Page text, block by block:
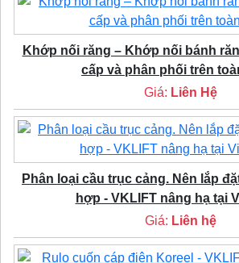
Khớp nối răng – Khớp nối bánh
cấp và phân phối trên
Giá: Liên Hệ
Phân loại cầu trục cảng. Nên lắp
hợp - VKLIFT nâng hạ tại
Giá: Liên hệ